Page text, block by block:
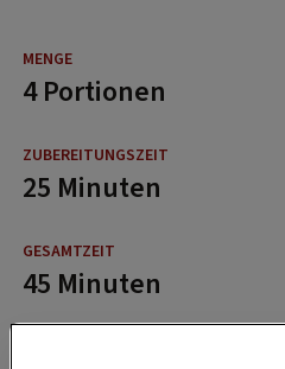
4 Portionen
25 Minuten
45 Minuten